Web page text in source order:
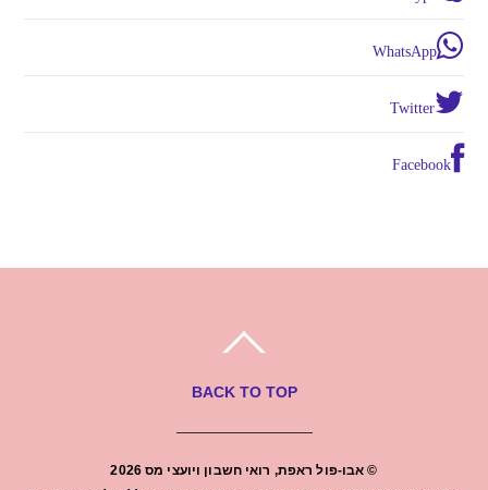
WhatsApp
Twitter
Facebook
BACK TO TOP
© אבו-פול ראפת, רואי חשבון ויועצי מס2026